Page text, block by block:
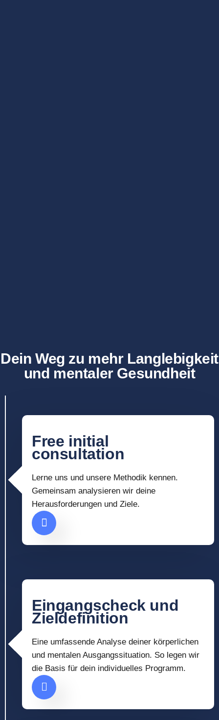
Dein Weg zu mehr Langlebigkeit
und mentaler Gesundheit
Free initial
consultation
Lerne uns und unsere Methodik kennen.
Gemeinsam analysieren wir deine
Herausforderungen und Ziele.
Eingangscheck und
Zieldefinition
Eine umfassende Analyse deiner körperlichen
und mentalen Ausgangssituation. So legen wir
die Basis für dein individuelles Programm.